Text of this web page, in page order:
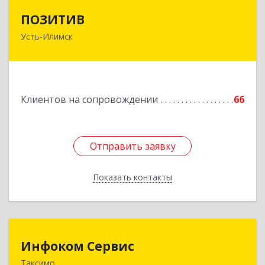
ПОЗИТИВ
Усть-Илимск
Клиентов на сопровождении 66
Отправить заявку
Показать контакты
666679, Иркутская обл, Усть-Илимск г, Дружбы
Отправить заявку
Назад
Инфоком Сервис
Таксимо